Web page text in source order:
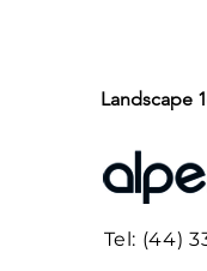
Visualização
Landscape
Tel: (44)